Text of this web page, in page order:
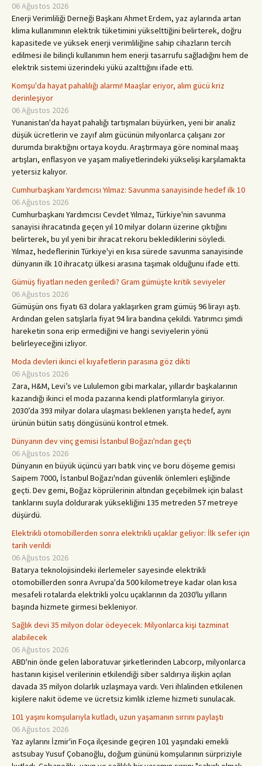
06 Ağustos 2026
Enerji Verimliliği Derneği Başkanı Ahmet Erdem, yaz aylarında artan
klima kullanımının elektrik tüketimini yükselttiğini belirterek, doğru
kapasitede ve yüksek enerji verimliliğine sahip cihazların tercih
edilmesi ile bilinçli kullanımın hem enerji tasarrufu sağladığını hem de
elektrik sistemi üzerindeki yükü azalttığını ifade etti.
Komşu'da hayat pahalılığı alarmı! Maaşlar eriyor, alım gücü kriz
derinleşiyor
06 Ağustos 2026
Yunanistan'da hayat pahalığı tartışmaları büyürken, yeni bir analiz
düşük ücretlerin ve zayıf alım gücünün milyonlarca çalışanı zor
durumda bıraktığını ortaya koydu. Araştırmaya göre nominal maaş
artışları, enflasyon ve yaşam maliyetlerindeki yükselişi karşılamakta
yetersiz kalıyor.
Cumhurbaşkanı Yardımcısı Yılmaz: Savunma sanayisinde hedef ilk 10
06 Ağustos 2026
Cumhurbaşkanı Yardımcısı Cevdet Yılmaz, Türkiye'nin savunma
sanayisi ihracatında geçen yıl 10 milyar doların üzerine çıktığını
belirterek, bu yıl yeni bir ihracat rekoru beklediklerini söyledi.
Yılmaz, hedeflerinin Türkiye'yi en kısa sürede savunma sanayisinde
dünyanın ilk 10 ihracatçı ülkesi arasına taşımak olduğunu ifade etti.
Gümüş fiyatları neden geriledi? Gram gümüşte kritik seviyeler
06 Ağustos 2026
Gümüşün ons fiyatı 63 dolara yaklaşırken gram gümüş 96 lirayı aştı.
Ardından gelen satışlarla fiyat 94 lira bandına çekildi. Yatırımcı şimdi
hareketin sona erip ermediğini ve hangi seviyelerin yönü
belirleyeceğini izliyor.
Moda devleri ikinci el kıyafetlerin parasına göz dikti
06 Ağustos 2026
Zara, H&M, Levi’s ve Lululemon gibi markalar, yıllardır başkalarının
kazandığı ikinci el moda pazarına kendi platformlarıyla giriyor.
2030’da 393 milyar dolara ulaşması beklenen yarışta hedef, aynı
ürünün bütün satış döngüsünü kontrol etmek.
Dünyanın dev vinç gemisi İstanbul Boğazı'ndan geçti
06 Ağustos 2026
Dünyanın en büyük üçüncü yarı batık vinç ve boru döşeme gemisi
Saipem 7000, İstanbul Boğazı'ndan güvenlik önlemleri eşliğinde
geçti. Dev gemi, Boğaz köprülerinin altından geçebilmek için balast
tanklarını suyla doldurarak yüksekliğini 135 metreden 57 metreye
düşürdü.
Elektrikli otomobillerden sonra elektrikli uçaklar geliyor: İlk sefer için
tarih verildi
06 Ağustos 2026
Batarya teknolojisindeki ilerlemeler sayesinde elektrikli
otomobillerden sonra Avrupa'da 500 kilometreye kadar olan kısa
mesafeli rotalarda elektrikli yolcu uçaklarının da 2030'lu yılların
başında hizmete girmesi bekleniyor.
Sağlık devi 35 milyon dolar ödeyecek: Milyonlarca kişi tazminat
alabilecek
06 Ağustos 2026
ABD'nin önde gelen laboratuvar şirketlerinden Labcorp, milyonlarca
hastanın kişisel verilerinin etkilendiği siber saldırıya ilişkin açılan
davada 35 milyon dolarlık uzlaşmaya vardı. Veri ihlalinden etkilenen
kişilere nakit ödeme ve ücretsiz kimlik izleme hizmeti sunulacak.
101 yaşını komşularıyla kutladı, uzun yaşamanın sırrını paylaştı
06 Ağustos 2026
Yaz aylarını İzmir'in Foça ilçesinde geçiren 101 yaşındaki emekli
astsubay Yusuf Çobanoğlu, doğum gününü komşularının sürpriziyle